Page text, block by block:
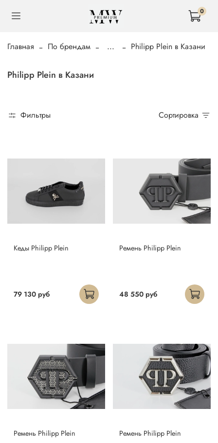
0
Главная По брендам ... Philipp Plein в Казани
Philipp Plein в Казани
Фильтры Сортировка
Кеды Philipp Plein
79 130 руб
Ремень Philipp Plein
48 550 руб
Ремень Philipp Plein Ремень Philipp Plein